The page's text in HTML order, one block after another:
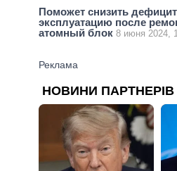
Поможет снизить
эксплуатацию после
атомный блок 8 июня 2024,